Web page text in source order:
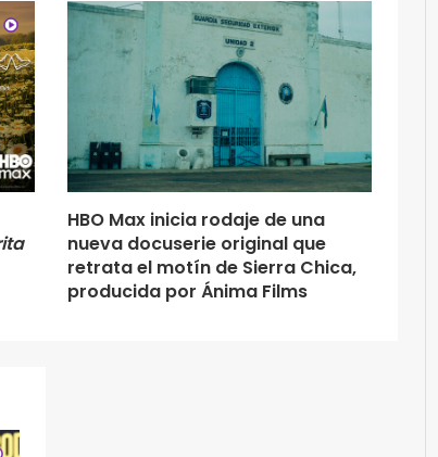
HBO Max inicia rodaje de una
nueva docuserie original que
retrata el motín de Sierra Chica,
producida por Ánima Films